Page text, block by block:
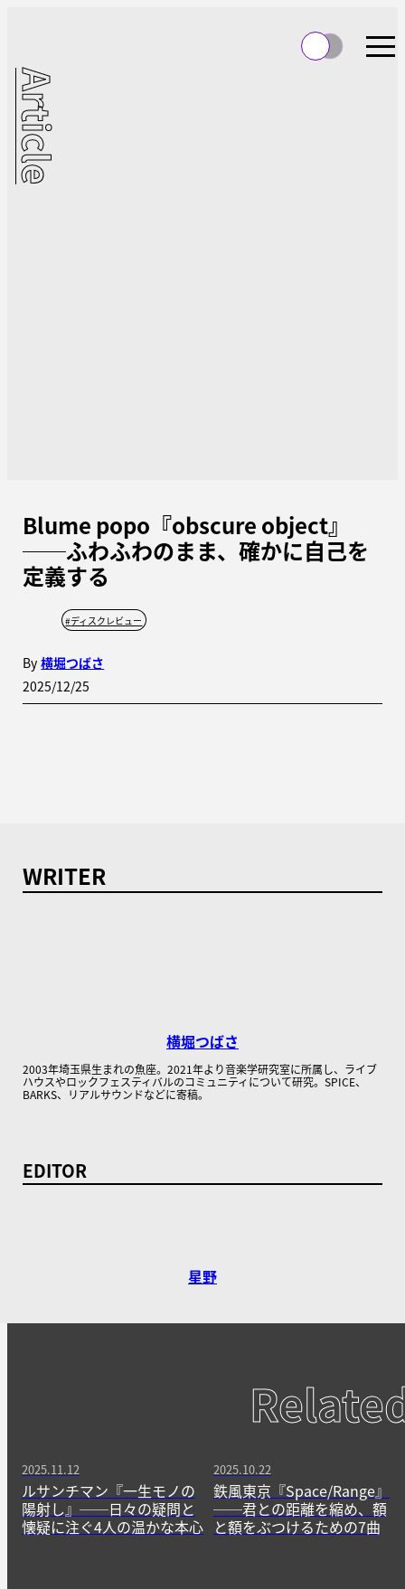
Article
Blume popo『obscure object』
──ふわふわのまま、確かに自己を
定義する
#ディスクレビュー
By 横堀つばさ
2025/12/25
WRITER
横堀つばさ
2003年埼玉県生まれの魚座。2021年より音楽学研究室に所属し、ライブ
ハウスやロックフェスティバルのコミュニティについて研究。SPICE、
BARKS、リアルサウンドなどに寄稿。
EDITOR
星野
2025.11.12
ルサンチマン『一生モノの
陽射し』──日々の疑問と
懐疑に注ぐ4人の温かな本心
2025.10.22
鉄風東京『Space/Range』
──君との距離を縮め、額
と額をぶつけるための7曲